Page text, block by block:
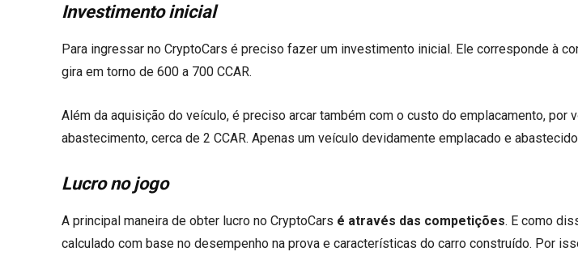
Investimento inicial
Para ingressar no CryptoCars é preciso fazer um investimento inicial. Ele corresponde à
gira em torno de 600 a 700 CCAR.
Além da aquisição do veículo, é preciso arcar também com o custo do emplacamento, por
abastecimento, cerca de 2 CCAR. Apenas um veículo devidamente emplacado e
Lucro no jogo
A principal maneira de obter lucro no CryptoCars é através das competições. E como
calculado com base no desempenho na prova e características do carro construído. Por